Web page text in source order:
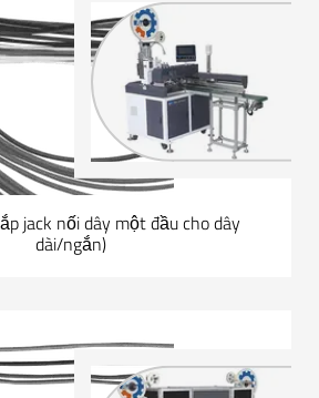
jack nối dây một đầu cho dây
dài/ngắn)